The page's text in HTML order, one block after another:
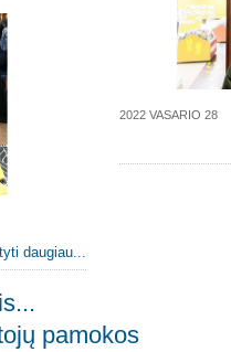
daugiau...
2022 VASARIO 28
pamokos